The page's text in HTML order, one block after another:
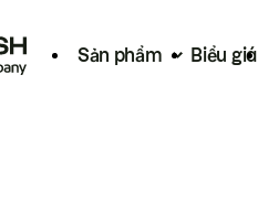
Sản phẩm Biểu giá